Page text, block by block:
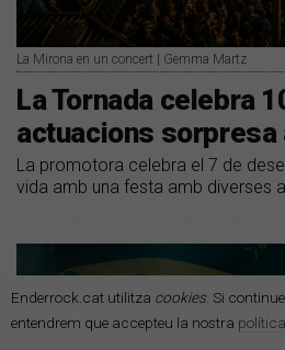
Enderrock.cat utilitza cookies. Si
entendrem que accepteu la nostra
La Mirona en un concert | Gemma Martz
La Tornada celebra
actuacions sorpresa
La promotora celebra el 7 de
vida amb una festa amb diverses